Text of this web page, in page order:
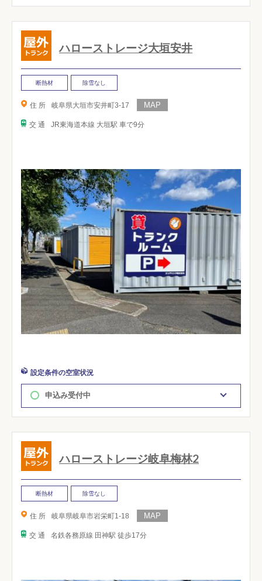
ハローストレージ大垣安井
断熱材 除雪なし
住 所 岐阜県大垣市安井町3-17
交 通 JR東海道本線 大垣駅 車で9分
設定条件の空室状況
申込み受付中
ハローストレージ岐阜梅林2
断熱材 除雪なし
住 所 岐阜県岐阜市岩栄町1-18
交 通 名鉄各務原線 田神駅 徒歩17分